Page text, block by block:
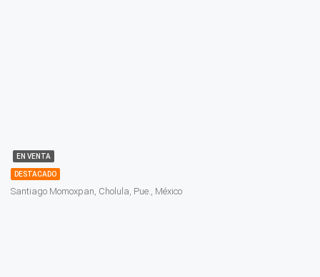
EN VENTA
DESTACADO
Santiago Momoxpan, Cholula, Pue., México